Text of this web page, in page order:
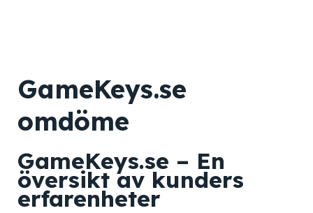
GameKeys.se
omdöme
GameKeys.se – En
översikt av kunders
erfarenheter